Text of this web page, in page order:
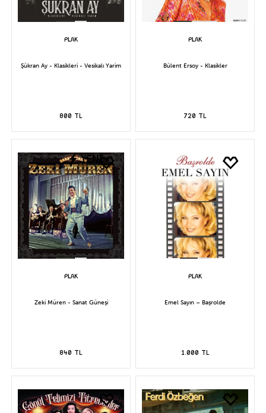
Şükran Ay - Klasikleri - Vesikalı Yarim
800 TL
Bülent Ersoy - Klasikler
720 TL
YENİ
Zeki Müren - Sanat Güneşi
840 TL
Emel Sayın – Başrolde
1.000 TL